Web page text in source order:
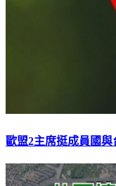
歐盟2主席挺成員國